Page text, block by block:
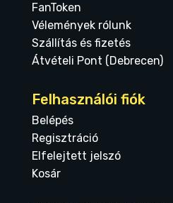
FanToken
Vélemények rólunk
Szállítás és fizetés
Átvételi Pont (Debrecen)
Felhasználói fiók
Belépés
Regisztráció
Elfelejtett jelszó
Kosár